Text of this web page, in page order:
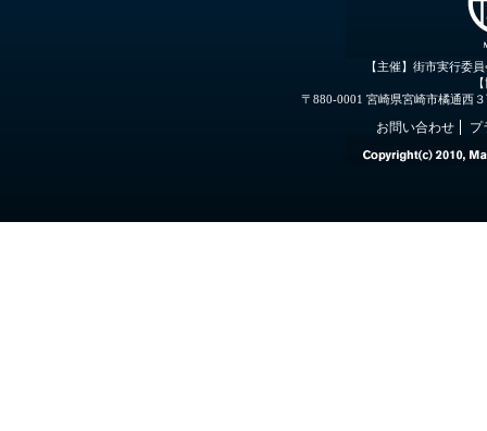
【主催】街市実行委
〒880-0001 宮崎県宮崎市橘通西
お問い合わせ プ